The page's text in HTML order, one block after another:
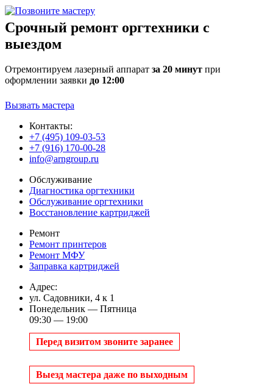
Срочный ремонт оргтехники с
выездом
Отремонтируем лазерный аппарат за 20 минут при
оформлении заявки до 12:00
Вызвать мастера
Контакты:
+7 (495) 109-03-53
+7 (916) 170-00-28
info@arngroup.ru
Обслуживание
Диагностика оргтехники
Обслуживание оргтехники
Восстановление картриджей
Ремонт
Ремонт принтеров
Ремонт МФУ
Заправка картриджей
Адрес:
ул. Садовники, 4 к 1
Понедельник — Пятница
09:30 — 19:00
Перед визитом звоните заранее
Выезд мастера даже по выходным